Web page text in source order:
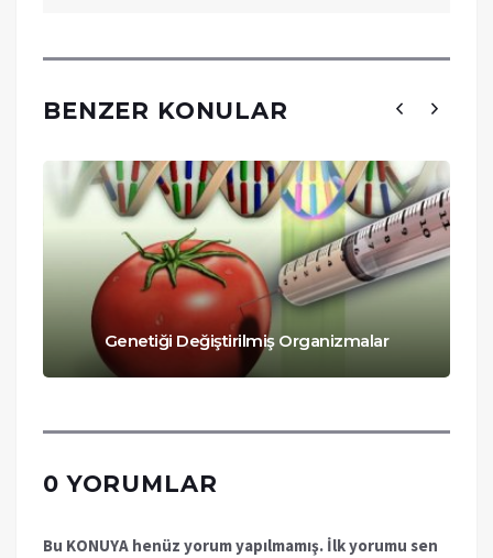
BENZER KONULAR
Genetiği Değiştirilmiş Organizmalar
0 YORUMLAR
Bu KONUYA henüz yorum yapılmamış. İlk yorumu sen